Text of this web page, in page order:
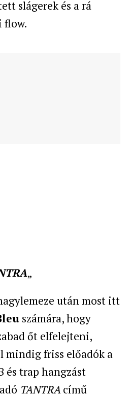
slágerek és a rá
flow.
„
után most itt
számára, hogy
őt elfelejteni,
mindig friss előadók a
és trap hangzást
TANTRAcímű